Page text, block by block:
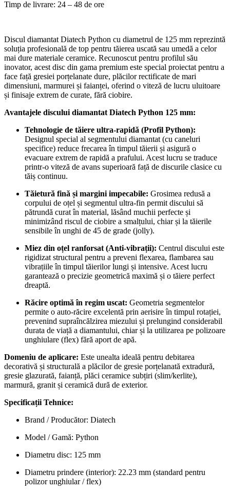
Timp de livrare: 24 – 48 de ore
Discul diamantat Diatech Python cu diametrul de 125 mm reprezintă
soluția profesională de top pentru tăierea uscată sau umedă a celor
mai dure materiale ceramice. Recunoscut pentru profilul său
inovator, acest disc din gama premium este special proiectat pentru a
face față gresiei porțelanate dure, plăcilor rectificate de mari
dimensiuni, marmurei și faianței, oferind o viteză de lucru uluitoare
și finisaje extrem de curate, fără ciobire.
Avantajele discului diamantat Diatech Python 125 mm:
Tehnologie de tăiere ultra-rapidă (Profil Python):
Designul special al segmentului diamantat (cu caneluri
specifice) reduce frecarea în timpul tăierii și asigură o
evacuare extrem de rapidă a prafului. Acest lucru se traduce
printr-o viteză de avans superioară față de discurile clasice cu
tăiș continuu.
Tăietură fină și margini impecabile: Grosimea redusă a
corpului de oțel și segmentul ultra-fin permit discului să
pătrundă curat în material, lăsând muchii perfecte și
minimizând riscul de ciobire a smalțului, chiar și la tăierile
sensibile în unghi de 45 de grade (jolly).
Miez din oțel ranforsat (Anti-vibrații): Centrul discului este
rigidizat structural pentru a preveni flexarea, flambarea sau
vibrațiile în timpul tăierilor lungi și intensive. Acest lucru
garantează o precizie geometrică maximă și o tăiere perfect
dreaptă.
Răcire optimă în regim uscat: Geometria segmentelor
permite o auto-răcire excelentă prin aerisire în timpul rotației,
prevenind supraîncălzirea miezului și prelungind considerabil
durata de viață a diamantului, chiar și la utilizarea pe polizoare
unghiulare (flex) fără aport de apă.
Domeniu de aplicare: Este unealta ideală pentru debitarea
decorativă și structurală a plăcilor de gresie porțelanată extradură,
gresie glazurată, faianță, plăci ceramice subțiri (slim/kerlite),
marmură, granit și ceramică dură de exterior.
Specificații Tehnice:
Brand / Producător: Diatech
Model / Gamă: Python
Diametru disc: 125 mm
Diametru prindere (interior): 22.23 mm (standard pentru
polizor unghiular / flex)